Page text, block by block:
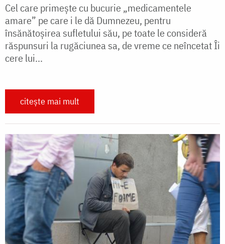
Cel care primește cu bucurie „medicamentele
amare” pe care i le dă Dumnezeu, pentru
însănătoșirea sufletului său, pe toate le consideră
răspunsuri la rugăciunea sa, de vreme ce neîncetat Îi
cere lui...
citește mai mult